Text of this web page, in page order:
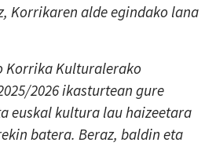
Korrikaren alde egindako lana
Korrika Kulturalerako
2026 ikasturtean gure
euskal kultura lau haizeetara
batera. Beraz, baldin eta